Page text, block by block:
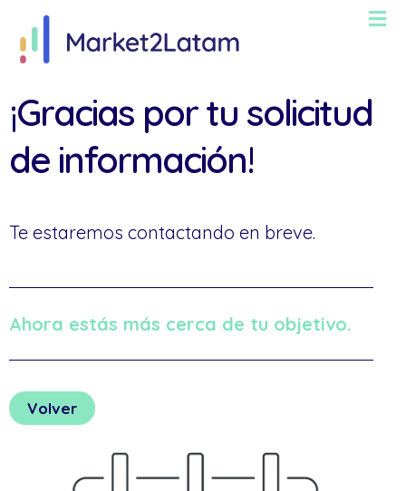
¡Gracias por tu solicitud
de información!
Te estaremos contactando en breve.
Ahora estás más cerca de tu objetivo.
Volver